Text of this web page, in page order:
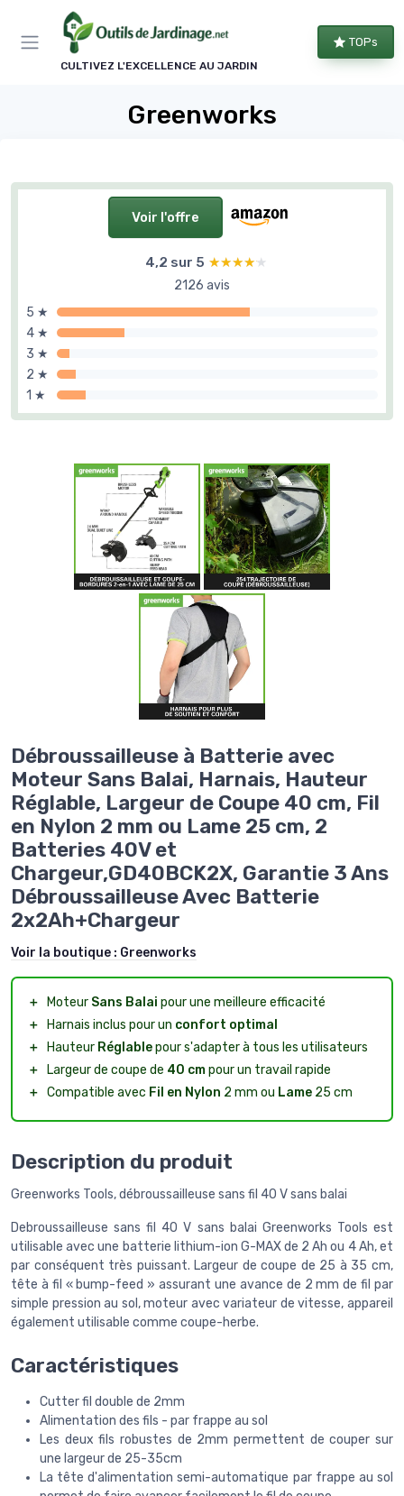
CULTIVEZ L'EXCELLENCE AU JARDIN
TOPs
Greenworks
Voir l'offre
4,2 sur 5 ★★★★★
★★★★★
2126 avis
5 ★
4 ★
3 ★
2 ★
1 ★
Débroussailleuse à Batterie avec
Moteur Sans Balai, Harnais, Hauteur
Réglable, Largeur de Coupe 40 cm, Fil
en Nylon 2 mm ou Lame 25 cm, 2
Batteries 40V et
Chargeur,GD40BCK2X, Garantie 3 Ans
Débroussailleuse Avec Batterie
2x2Ah+Chargeur
Voir la boutique : Greenworks
＋ Moteur Sans Balai pour une meilleure efficacité
＋ Harnais inclus pour un confort optimal
＋ Hauteur Réglablepour s'adapter à tous les utilisateurs
＋ Largeur de coupe de 40 cmpour un travail rapide
＋ Compatible avec Fil en Nylon 2 mm ou Lame 25 cm
Description du produit
Greenworks Tools, débroussailleuse sans fil 40 V sans balai
Debroussailleuse sans fil 40 V sans balai Greenworks Tools est
utilisable avec une batterie lithium-ion G-MAX de 2 Ah ou 4 Ah, et
par conséquent très puissant. Largeur de coupe de 25 à 35 cm,
tête à fil « bump-feed » assurant une avance de 2 mm de fil par
simple pression au sol, moteur avec variateur de vitesse, appareil
également utilisable comme coupe-herbe.
Caractéristiques
Cutter fil double de 2mm
Alimentation des fils - par frappe au sol
Les deux fils robustes de 2mm permettent de couper sur
une largeur de 25-35cm
La tête d'alimentation semi-automatique par frappe au sol
Panneau de gestion des cookies